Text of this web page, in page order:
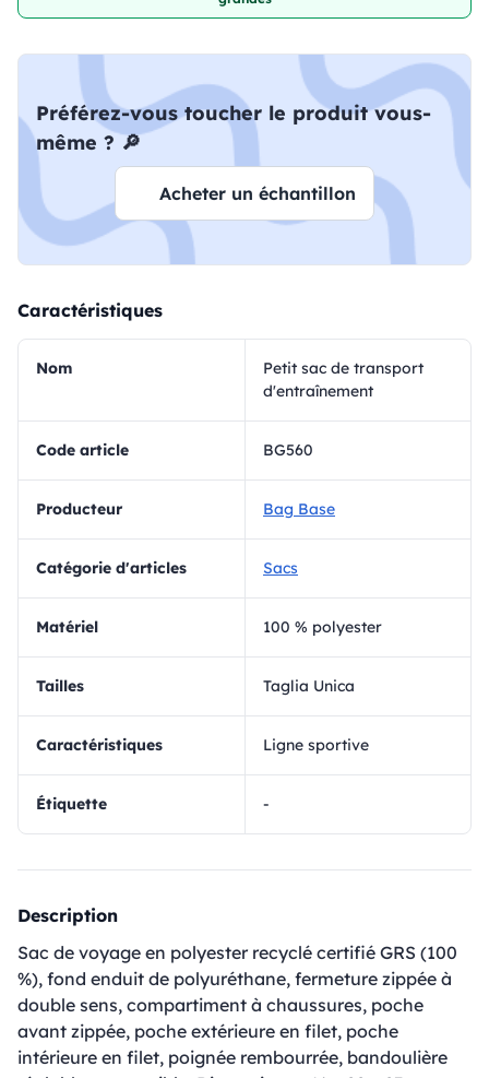
Préférez-vous toucher le produit vous-
même ? 🔎
Acheter un échantillon
Caractéristiques
Nom
Petit sac de transport
d'entraînement
Code article BG560
Producteur Bag Base
Catégorie d'articles Sacs
matériel 100 % polyester
Tailles Taglia Unica
Caractéristiques Ligne sportive
Étiquette -
Description
Sac de voyage en polyester recyclé certifié GRS (100
%), fond enduit de polyuréthane, fermeture zippée à
double sens, compartiment à chaussures, poche
avant zippée, poche extérieure en filet, poche
intérieure en filet, poignée rembourrée, bandoulière